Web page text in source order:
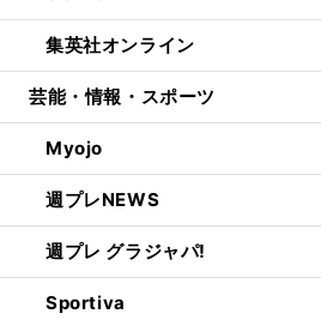
集英社オンライン
芸能・情報・スポーツ
Myojo
週プレNEWS
週プレ グラジャパ!
Sportiva